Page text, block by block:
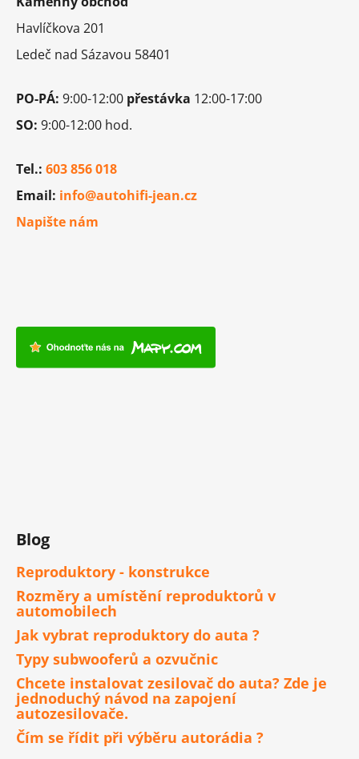
Havlíčkova 201
Ledeč nad Sázavou 58401
PO-PÁ: 9:00-12:00 přestávka 12:00-17:00
SO: 9:00-12:00 hod.
Tel.: 603 856 018
Email: info@autohifi-jean.cz
Napište nám
Blog
Reproduktory - konstrukce
Rozměry a umístění reproduktorů v
automobilech
Jak vybrat reproduktory do auta ?
Typy subwooferů a ozvučnic
Chcete instalovat zesilovač do auta? Zde je
jednoduchý návod na zapojení
autozesilovače.
Čím se řídit při výběru autorádia ?